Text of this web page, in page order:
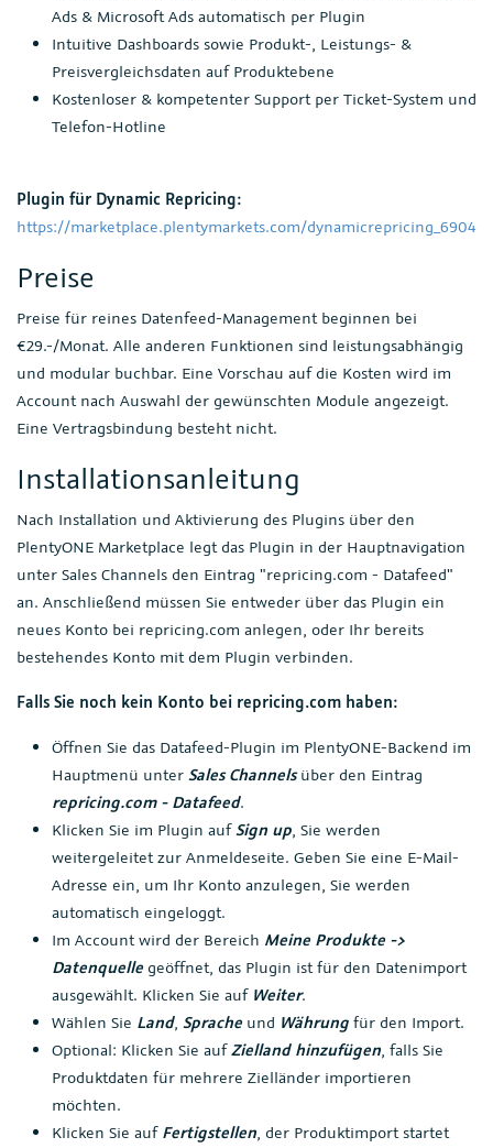
Ads & Microsoft Ads automatisch per Plugin
Intuitive Dashboards sowie Produkt-, Leistungs- &
Preisvergleichsdaten auf Produktebene
Kostenloser & kompetenter Support per Ticket-System und
Telefon-Hotline
Plugin für Dynamic Repricing:
https://marketplace.plentymarkets.com/dynamicrepricing_6904
Preise
Preise für reines Datenfeed-Management beginnen bei
€29.-/Monat. Alle anderen Funktionen sind leistungsabhängig
und modular buchbar. Eine Vorschau auf die Kosten wird im
Account nach Auswahl der gewünschten Module angezeigt.
Eine Vertragsbindung besteht nicht.
Installationsanleitung
Nach Installation und Aktivierung des Plugins über den
PlentyONE Marketplace legt das Plugin in der Hauptnavigation
unter Sales Channels den Eintrag "repricing.com - Datafeed"
an. Anschließend müssen Sie entweder über das Plugin ein
neues Konto bei repricing.com anlegen, oder Ihr bereits
bestehendes Konto mit dem Plugin verbinden.
Falls Sie noch kein Konto bei repricing.com haben:
Öffnen Sie das Datafeed-Plugin im PlentyONE-Backend im
Hauptmenü unter Sales Channelsüber den Eintrag
repricing.com - Datafeed.
Klicken Sie im Plugin aufSign up, Sie werden
weitergeleitet zur Anmeldeseite. Geben Sie eine E-Mail-
Adresse ein, um Ihr Konto anzulegen, Sie werden
automatisch eingeloggt.
Im Account wird der Bereich Meine Produkte ->
Datenquellegeöffnet, das Plugin ist für den Datenimport
ausgewählt. Klicken Sie auf Weiter.
Wählen Sie Land, Spracheund Währung für den Import.
Optional: Klicken Sie aufZielland hinzufügen, falls Sie
Produktdaten für mehrere Zielländer importieren
möchten.
Klicken Sie auf Fertigstellen, der Produktimport startet